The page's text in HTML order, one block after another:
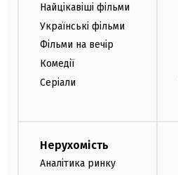
Найцікавіші фільми
Українські фільми
Фільми на вечір
Комедії
Серіали
Нерухомість
Аналітика ринку